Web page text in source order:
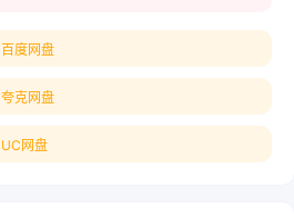
百度网盘
夸克网盘
UC网盘